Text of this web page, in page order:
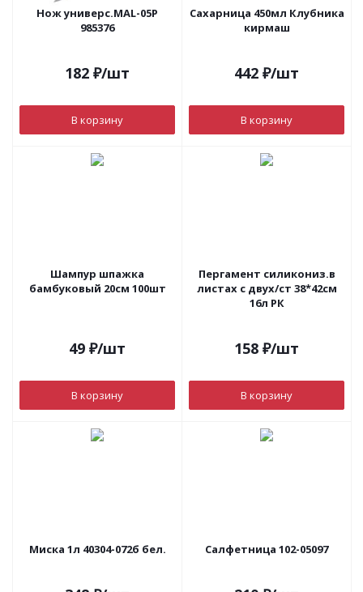
Нож универс.MAL-05P
985376
182 ₽/шт
В корзину
Сахарница 450мл Клубника
кирмаш
442 ₽/шт
В корзину
Шампур шпажка
бамбуковый 20см 100шт
49 ₽/шт
В корзину
Пергамент силикониз.в
листах с двух/ст 38*42см
16л РК
158 ₽/шт
В корзину
Миска 1л 40304-072б бел. Салфетница 102-05097